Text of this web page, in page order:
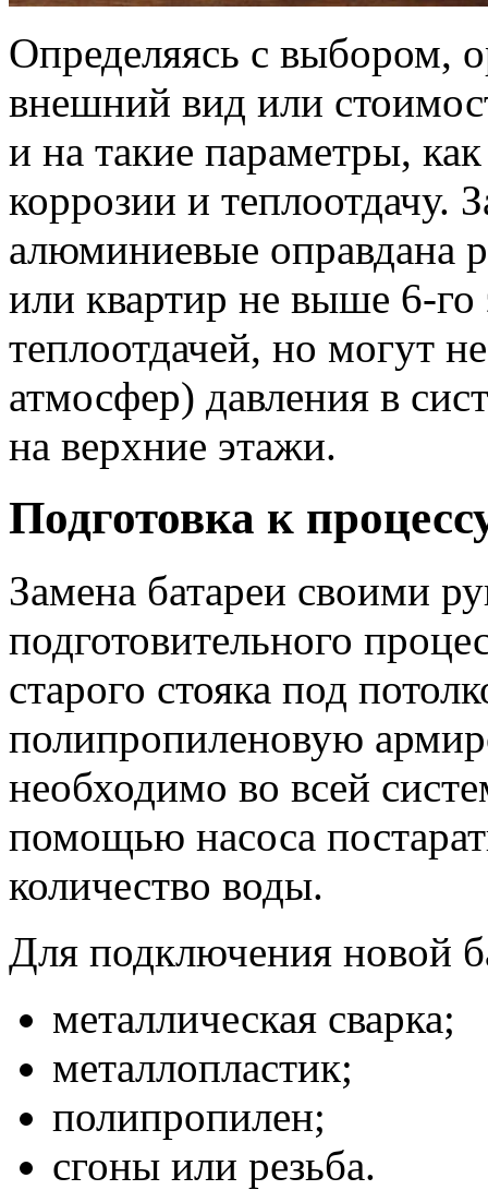
Определяясь с выбором,
внешний вид или
и на такие параметры,
коррозии и теплоотдачу.
алюминиевые оправдана
или квартир не выше 6-
теплоотдачей, но могут
атмосфер) давления в
на верхние этажи.
Подготовка к
Замена батареи своими
подготовительного
старого стояка под
полипропиленовую
необходимо во всей
помощью насоса
количество воды.
Для подключения новой
металлическая сварка;
металлопластик;
полипропилен;
сгоны или резьба.